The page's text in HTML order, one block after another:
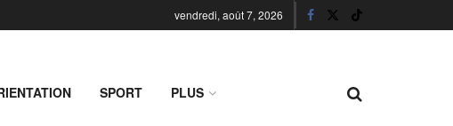
vendredi, août 7, 2026
SPORT PLUS